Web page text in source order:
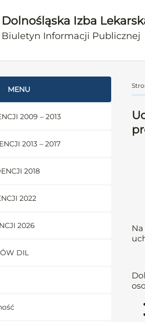
Dolnośląska Izba
Biuletyn Informacji Publicznej
MENU
2009 – 2013
2013 – 2017
2018
2022
2026
DIL